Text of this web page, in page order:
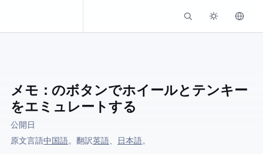
メモ：Wacomのボタンでホイールとテンキー
をエミュレートする
公開日
原文言語:中国語。 AI翻訳:英語、 日本語。